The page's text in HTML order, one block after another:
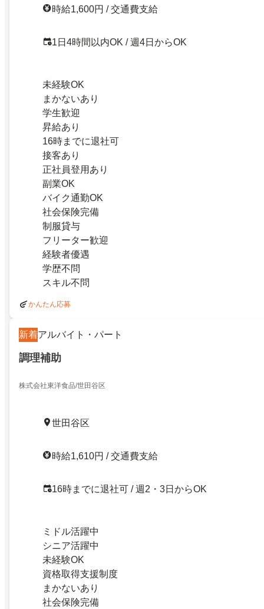
時給1,600円 / 交通費支給
1日4時間以内OK / 週4日からOK
未経験OK
まかないあり
学生歓迎
昇給あり
16時までに退社可
接客あり
正社員登用あり
副業OK
バイク通勤OK
社会保険完備
制服貸与
フリーター歓迎
経験者優遇
学歴不問
スキル不問
かんたん応募
新着アルバイト・パート
調理補助
株式会社東洋食品/世田谷区
世田谷区
時給1,610円 / 交通費支給
16時までに退社可 / 週2・3日からOK
ミドル活躍中
シニア活躍中
未経験OK
資格取得支援制度
まかないあり
社会保険完備